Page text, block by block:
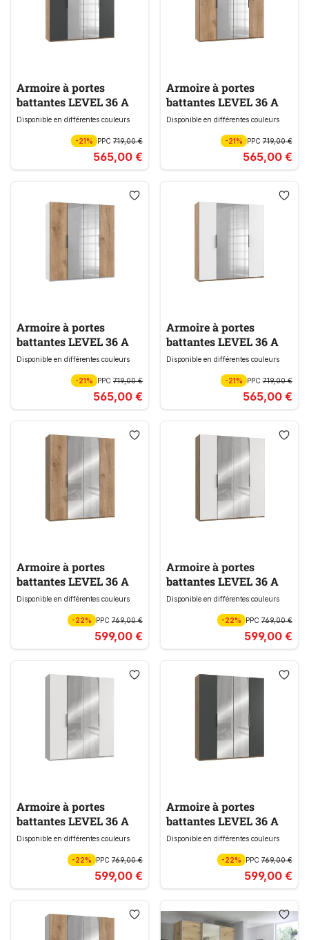
Armoire à portes
battantes LEVEL 36 A
Disponible en différentes couleurs
-21% PPC 719,00 €
565,00 €
Armoire à portes
battantes LEVEL 36 A
Disponible en différentes couleurs
-21% PPC719,00 €
565,00 €
Armoire à portes
battantes LEVEL 36 A
Disponible en différentes couleurs
-21% PPC 719,00 €
565,00 €
Armoire à portes
battantes LEVEL 36 A
Disponible en différentes couleurs
-21% PPC719,00 €
565,00 €
Armoire à portes
battantes LEVEL 36 A
Disponible en différentes couleurs
-22% PPC 769,00 €
599,00 €
Armoire à portes
battantes LEVEL 36 A
Disponible en différentes couleurs
-22% PPC769,00 €
599,00 €
Armoire à portes
battantes LEVEL 36 A
Disponible en différentes couleurs
-22% PPC 769,00 €
599,00 €
Armoire à portes
battantes LEVEL 36 A
Disponible en différentes couleurs
-22% PPC769,00 €
599,00 €